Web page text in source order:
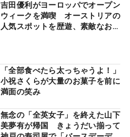
吉田優利がヨーロッパでオープン
ウィークを満喫 オーストリアの
人気スポットを歴遊、素敵なお土
「全部食べたら太っちゃうよ！」
小祝さくらが大量のお菓子を前に
満面の笑み
無念の「全英女子」を終えた山下
美夢有が帰国 きょうだい揃って